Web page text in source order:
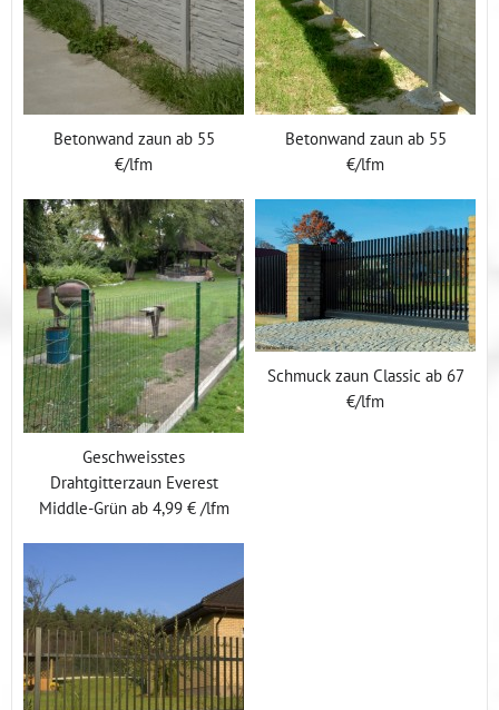
Betonwand zaun ab 55
€/lfm
Betonwand zaun ab 55
€/lfm
Geschweisstes
Drahtgitterzaun Everest
Middle-Grün ab 4,99 € /lfm
Schmuck zaun Classic ab 67
€/lfm